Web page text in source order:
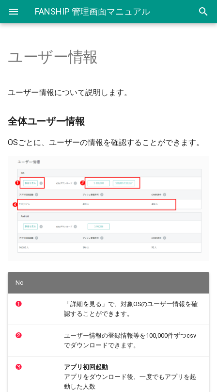
FANSHIP 管理画面マニュアル
セットアップ
環境情報
証明書・サーバーキーの登録
配信アイコン管理
テスト端末登録
配信一覧・配信詳細
繰り返し配信一覧・詳細画面
差し込み配信一覧・詳細画面
アプリ内メッセージについて
新規作成
クーポンご利用にあたり
クーポン登録
CSVダウンロード
利用可能店舗登録
利用可能店舗一覧
IDLinkご利用にあたり
ユーザー検索機能（IDLink
紐付きダウンロード機能
ID検索機能（IDLink v1）
ID検索（IDLink v0）
セグメント登録
セグメント一覧
クラウド連携ステータス一覧
全体ユーザー情報
iOSユーザー情報
配信アイコン管理
配信カテゴリ管理
テスト端末一覧(iOS)
テスト端末一覧(Android)
ユーザー属性一覧
イベントログ確認
遷移先URL管理
SDK 及び 資料ダウンロード
サポート
パスワードの変更
ページ設定
ユーザー情報
ユーザー情報について説明します。
全体ユーザー情報
OSごとに、ユーザーの情報を確認することができます。
No
❶
「詳細を見る」で、対象OSのユーザー情報を確
認することができます。
❷
ユーザー情報の登録情報等を100,000件ずつcsv
でダウンロードできます。
❸
アプリ初回起動
アプリをダウンロード後、一度でもアプリを起
動した人数